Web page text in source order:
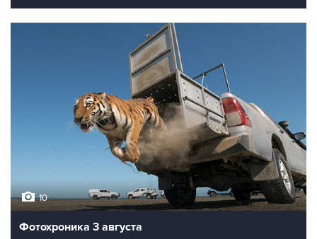
10
Фотохроника 3 августа